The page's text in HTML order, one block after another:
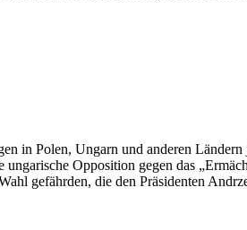
in Polen, Ungarn und anderen
Opposition gegen das
gefährden, die den Präsidenten